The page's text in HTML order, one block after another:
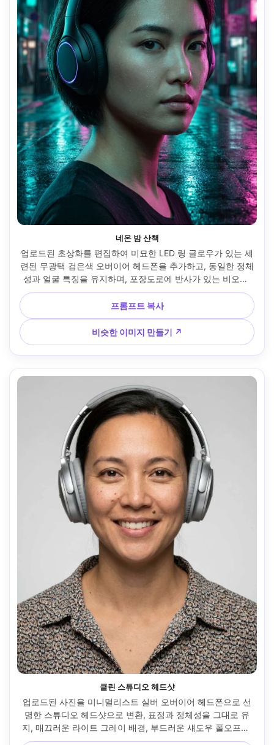
네온 밤 산책
업로드된 초상화를 편집하여 미묘한 LED 링 글로우가 있는 세
련된 무광택 검은색 오버이어 헤드폰을 추가하고, 동일한 정체
성과 얼굴 특징을 유지하며, 포장도로에 반사가 있는 비오는
네온 도시 거리 배경, 영화 같은 청록색과 자홍색 색상 등급, 머
리카락에 부드러운 림 라이트, Sony A7IV 85mm f/1.4로 촬영,
하프 바디 프레임, 얕은 피사계 깊이, 초현실적인 피부 질감, 편
집 거리 사진, 선명한 초점 --ar 4:5
프롬프트 복사
비슷한 이미지 만들기 ↗
클린 스튜디오 헤드샷
업로드된 사진을 미니멀리스트 실버 오버이어 헤드폰으로 선
명한 스튜디오 헤드샷으로 변환, 표정과 정체성을 그대로 유
지, 매끄러운 라이트 그레이 배경, 부드러운 섀도우 폴오프가
있는 소프트박스 키 라이트, 눈에 캐치라이트, Canon R5